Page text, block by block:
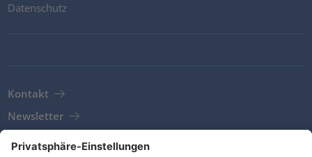
Datenschutz
Kontakt
Newsletter